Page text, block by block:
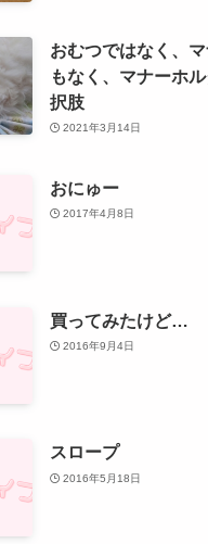
おむつではなく、
もなく、マナーホ
択肢
2021年3月14日
おにゅー
2017年4月8日
買ってみたけど…
2016年9月4日
スロープ
2016年5月18日